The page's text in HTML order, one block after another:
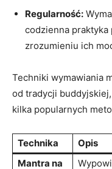
Regularność:
codzienna praktyka
zrozumieniu ich
Techniki wymawiania
‍od tradycji​
kilka popularnych
Technika
Opis
Mantra na